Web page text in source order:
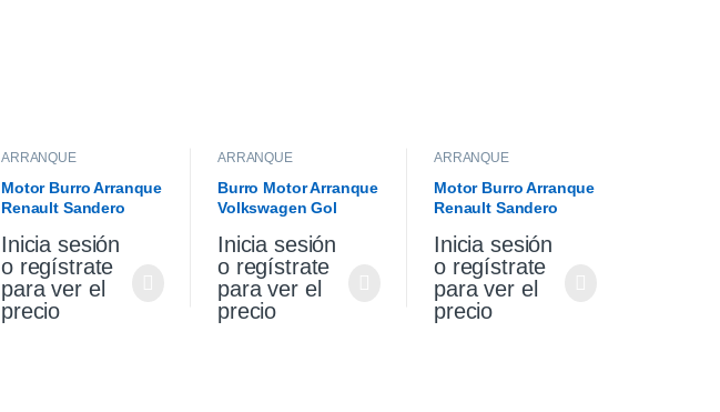
ARRANQUE
Motor Burro Arranque
Renault Sandero
Inicia sesión
o regístrate
para ver el
precio
ARRANQUE
Burro Motor Arranque
Volkswagen Gol
Inicia sesión
o regístrate
para ver el
precio
ARRANQUE
Motor Burro Arranque
Renault Sandero
Inicia sesión
o regístrate
para ver el
precio